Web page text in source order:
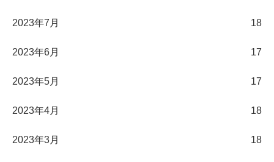
2023年7月 18
2023年6月 17
2023年5月 17
2023年4月 18
2023年3月 18